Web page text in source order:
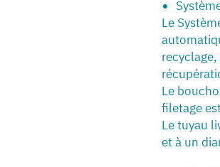
Le
Le
filetage
Le tuyau
et à un